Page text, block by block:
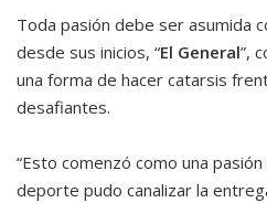
Toda pasión debe ser asumida
desde sus inicios, “El General”,
una forma de hacer catarsis
desafiantes.
“Esto comenzó como una
deporte pudo canalizar la